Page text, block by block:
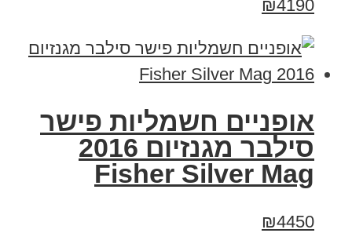
₪4190
אופניים חשמליות פישר
סילבר מגנזיום 2016
Fisher Silver Mag
₪4450